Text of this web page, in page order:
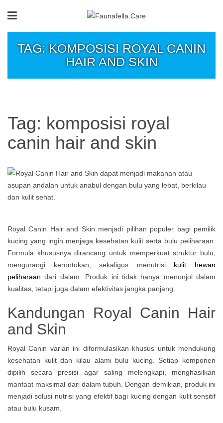
TAG: KOMPOSISI ROYAL CANIN
HAIR AND SKIN
Tag: komposisi royal
canin hair and skin
Royal Canin Hair and Skin menjadi pilihan populer bagi pemilik
kucing yang ingin menjaga kesehatan kulit serta bulu peliharaan.
Formula khususnya dirancang untuk memperkuat struktur bulu,
mengurangi kerontokan, sekaligus menutrisi kulit hewan
peliharaan dari dalam. Produk ini tidak hanya menonjol dalam
kualitas, tetapi juga dalam efektivitas jangka panjang.
Kandungan Royal Canin Hair
and Skin
Royal Canin varian ini diformulasikan khusus untuk mendukung
kesehatan kulit dan kilau alami bulu kucing. Setiap komponen
dipilih secara presisi agar saling melengkapi, menghasilkan
manfaat maksimal dari dalam tubuh. Dengan demikian, produk ini
menjadi solusi nutrisi yang efektif bagi kucing dengan kulit sensitif
atau bulu kusam.